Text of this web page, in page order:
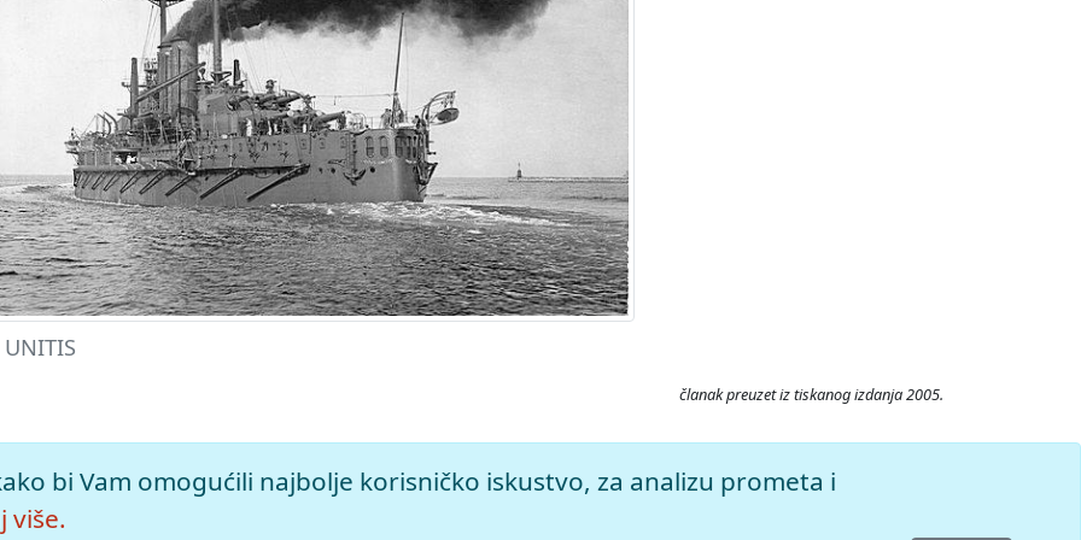
članak preuzet iz tiskanog izdanja 2005.
izdanje.
Leksikografski zavod Miroslav Krleža, 2026. Pristupljeno 8.8.2026.
bi Vam omogućili najbolje korisničko iskustvo, za analizu prometa i
više.